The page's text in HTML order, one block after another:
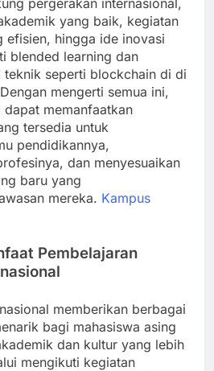
pergerakan internasional,
yang baik, kegiatan
efisien, hingga ide inovasi
blended learning dan
teknik seperti blockchain di di
mengerti semua ini,
memanfaatkan
tersedia untuk
pendidikannya,
dan menyesuaikan
baru yang
mereka. Kampus
Pembelajaran
memberikan berbagai
bagi mahasiswa asing
dan kultur yang lebih
mengikuti kegiatan